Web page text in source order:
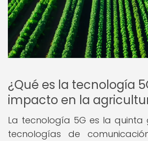
¿Qué es la tecnología
impacto en la
La tecnología 5G es la quinta
tecnologías de